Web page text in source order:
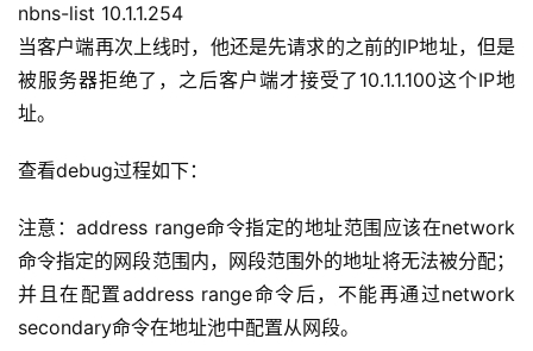
nbns-list 10.1.1.254
当客户端再次上线时，他还是先请求的之前的IP地址，但是
被服务器拒绝了，之后客户端才接受了10.1.1.100这个IP地
址。
查看debug过程如下：
注意：address range命令指定的地址范围应该在network
命令指定的网段范围内，网段范围外的地址将无法被分配；
并且在配置address range命令后，不能再通过network
secondary命令在地址池中配置从网段。